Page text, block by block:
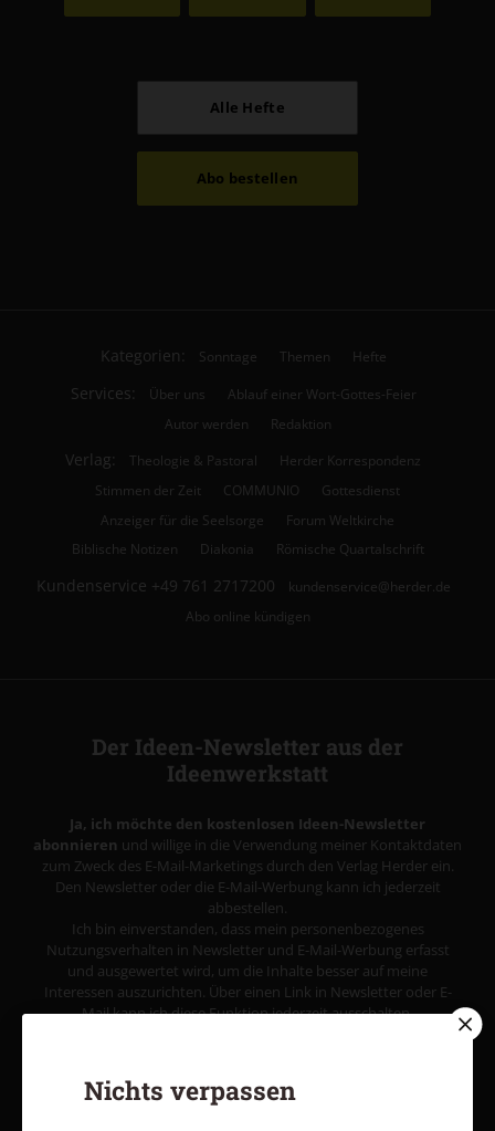
Alle Hefte
Abo bestellen
Kategorien: Sonntage Themen Hefte
Services: Über uns
Ablauf einer Wort-Gottes-Feier
Autor werden
Redaktion
Verlag: Theologie & Pastoral
Herder Korrespondenz
Stimmen der Zeit
COMMUNIO
Gottesdienst
Anzeiger für die Seelsorge
Forum Weltkirche
Biblische Notizen
Diakonia Römische Quartalschrift
Kundenservice +49 761 2717200
kundenservice@herder.de
Abo online kündigen
Der Ideen-Newsletter aus der
Ideenwerkstatt
Ja, ich möchte den kostenlosen Ideen-Newsletter
abonnieren und willige in die Verwendung meiner Kontaktdaten
zum Zweck des E-Mail-Marketings durch den Verlag Herder ein.
Den Newsletter oder die E-Mail-Werbung kann ich jederzeit
abbestellen.
Ich bin einverstanden, dass mein personenbezogenes
Nutzungsverhalten in Newsletter und E-Mail-Werbung erfasst
und ausgewertet wird, um die Inhalte besser auf meine
Interessen auszurichten. Über einen Link in Newsletter oder E-
Mail kann ich diese Funktion jederzeit ausschalten.
Nichts verpassen